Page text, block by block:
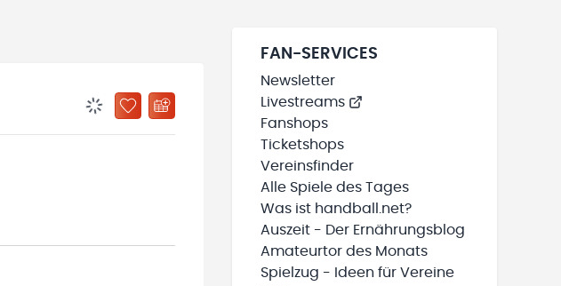
BENACHRICHTIGUNGSSTATUS WIRD GELADEN
ZU „MEINE TEAMS“ HINZUFÜGEN
FAN-SERVICES
Newsletter
Livestreams
Fanshops
Ticketshops
Vereinsfinder
Alle Spiele des Tages
Was ist handball.net?
Auszeit - Der Ernährungsblog
Amateurtor des Monats
Spielzug - Ideen für Vereine